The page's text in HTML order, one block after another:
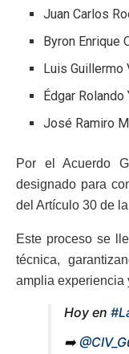
Juan Carlos
Byron Enrique
Luis
Édgar Rolando
José Ramiro
Por el Acuerdo
designado para
del Artículo 30 de
Este proceso se
técnica,
amplia experiencia
Hoy en
➡️